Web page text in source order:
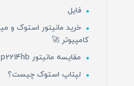
فایل
خرید مانیتور استوک و
کامپیوتر 🚀
مقایسه مانیتور dell p2214hb و hp z221i
لپتاپ استوک چیست؟